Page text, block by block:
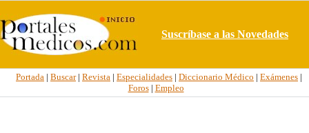
Suscríbase a las Novedades
Portada | Buscar| Revista | Especialidades | Diccionario Médico | Exámenes |
Foros| Empleo